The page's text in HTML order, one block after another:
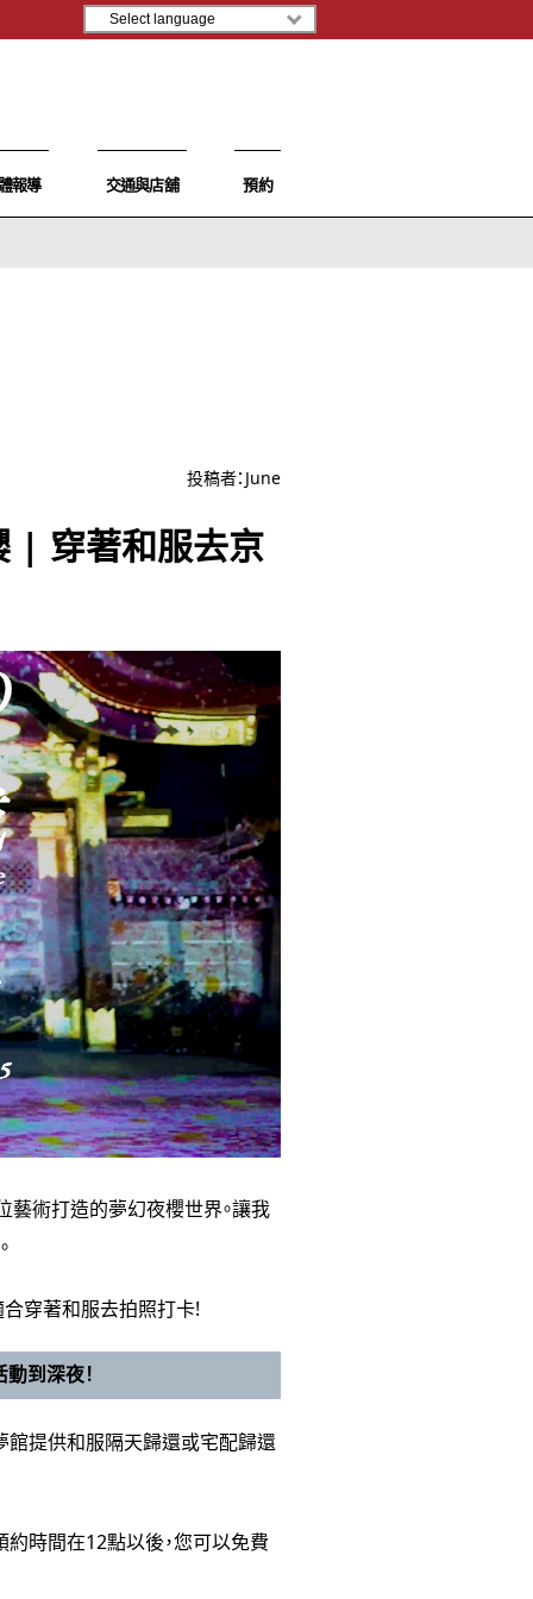
報導 交通與店舖 預約
投稿者： June
| 穿著和服去京
藝術打造的夢幻夜櫻世界。讓我
穿著和服去拍照打卡!
到深夜！
館提供和服隔天歸還或宅配歸還
時間在12點以後，您可以免費